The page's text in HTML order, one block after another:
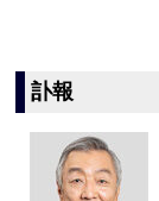
訃報